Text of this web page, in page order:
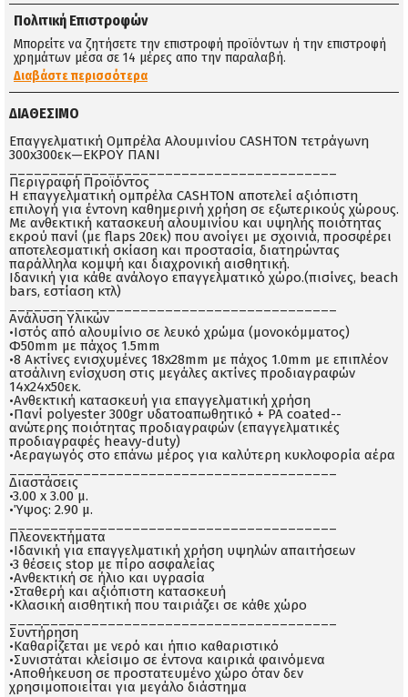
Πολιτική Επιστροφών
Μπορείτε να ζητήσετε την επιστροφή προϊόντων ή την επιστροφή
χρημάτων μέσα σε 14 μέρες απο την παραλαβή.
Διαβάστε περισσότερα
ΔΙΑΘΈΣΙΜΟ
Επαγγελματική Ομπρέλα Αλουμινίου CASHTON τετράγωνη
300x300εκ—ΕΚΡΟΥ ΠΑΝΙ
Περιγραφή Προϊόντος
Η επαγγελματική ομπρέλα CASHTON αποτελεί αξιόπιστη
επιλογή για έντονη καθημερινή χρήση σε εξωτερικούς χώρους.
Με ανθεκτική κατασκευή αλουμινίου και υψηλής ποιότητας
εκρού πανί (με flaps 20εκ) που ανοίγει με σχοινιά, προσφέρει
αποτελεσματική σκίαση και προστασία, διατηρώντας
παράλληλα κομψή και διαχρονική αισθητική.
Ιδανική για κάθε ανάλογο επαγγελματικό χώρο.(πισίνες, beach
bars, εστίαση κτλ)
Ανάλυση Υλικών
•Ιστός από αλουμίνιο σε λευκό χρώμα (μονοκόμματος)
Φ50mm με πάχος 1.5mm
•8 Ακτίνες ενισχυμένες 18x28mm με πάχος 1.0mm με επιπλέον
ατσάλινη ενίσχυση στις μεγάλες ακτίνες προδιαγραφών
14x24x50εκ.
•Ανθεκτική κατασκευή για επαγγελματική χρήση
•Πανί polyester 300gr υδατοαπωθητικό + PA coated--
ανώτερης ποιότητας προδιαγραφών (επαγγελματικές
προδιαγραφές heavy-duty)
•Αεραγωγός στο επάνω μέρος για καλύτερη κυκλοφορία αέρα
________________________________________
Διαστάσεις
•3.00 x 3.00 μ.
•Ύψος: 2.90 μ.
Πλεονεκτήματα
•Ιδανική για επαγγελματική χρήση υψηλών απαιτήσεων
•3 θέσεις stop με πίρο ασφαλείας
•Ανθεκτική σε ήλιο και υγρασία
•Σταθερή και αξιόπιστη κατασκευή
•Κλασική αισθητική που ταιριάζει σε κάθε χώρο
Συντήρηση
•Καθαρίζεται με νερό και ήπιο καθαριστικό
•Συνιστάται κλείσιμο σε έντονα καιρικά φαινόμενα
•Αποθήκευση σε προστατευμένο χώρο όταν δεν
χρησιμοποιείται για μεγάλο διάστημα